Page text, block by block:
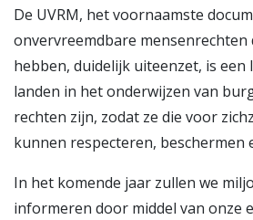
De UVRM, het voornaamste
onvervreemdbare mensenrechten
hebben, duidelijk uiteenzet, is een
landen in het onderwijzen van
rechten zijn, zodat ze die voor
kunnen respecteren, beschermen
In het komende jaar zullen we
informeren door middel van onze